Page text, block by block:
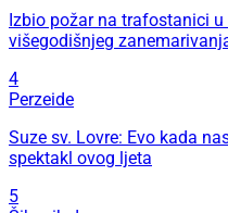
Izbio požar na trafostanici
višegodišnjeg
4
Perzeide
Suze sv. Lovre: Evo kada
spektakl ovog ljeta
5